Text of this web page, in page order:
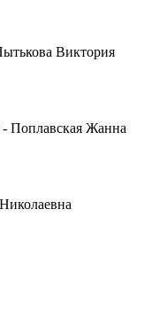
Виктория
- Поплавская Жанна